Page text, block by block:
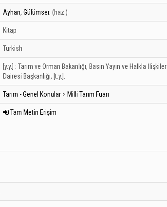
Ayhan, Gülümser. (haz.)
Kitap
Turkish
[y.y.] : Tarım ve Orman Bakanlığı, Basın Yayın ve Halkla İlişkiler
Dairesi Başkanlığı, [t.y.].
Tarım - Genel Konular > Milli Tarım Fuarı
Tam Metin Erişim